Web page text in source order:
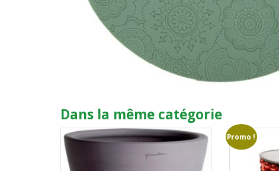
Dans la même catégorie
Promo !